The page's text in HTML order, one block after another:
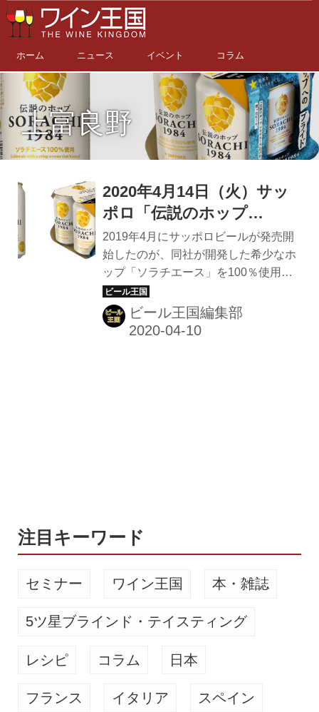
ホーム ニュース イベント コラム
上富良野
2020年4月14日（火）サッ
ポロ「伝説のホップ
SORACHI1984」がリニュ
ーアル！上富良野産ホップ
「ソラチエース」の比率ア
ップ
2019年4月にサッポロビールが発売開
始したのが、同社が開発した希少なホ
ップ「ソラチエース」を100％使用し
たビール「サッポロ
SORACHI1984（以下、
SORACHI1984）」。発売から1年を
面的に引き出...
ビール王国編集部
注目キーワード
セミナー ワイン王国 本・雑誌
5ツ星ブラインド・テイスティング
レシピ コラム 日本
フランス イタリア スペイン